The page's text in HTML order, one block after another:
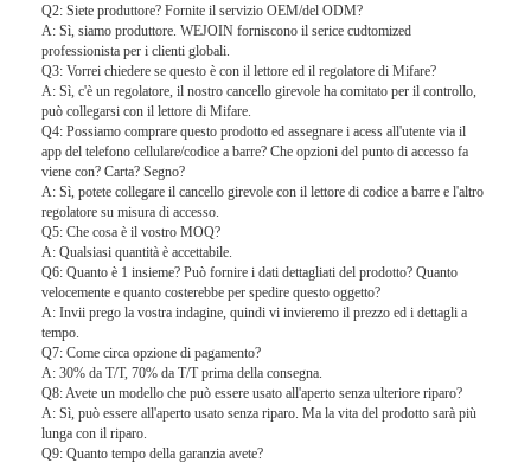
portone della barriera del parcheggio
Treppiede tornello Gate
Barriere pubblicitarie
Portone della barriera della Non primavera
Portone del cancello girevole del controllo di accesso
Lembo Barriera Gate
Altalena Alzabarriera
Altezza Tornello pieno
Motore cancello scorrevole
Q2: Siete produttore? Fornite il servizio OEM/del ODM?
A: Sì, siamo produttore. WEJOIN forniscono il serice cudtomized
professionista per i clienti globali.
Q3: Vorrei chiedere se questo è con il lettore ed il regolatore di Mifare?
A: Sì, c'è un regolatore, il nostro cancello girevole ha comitato per il controllo,
può collegarsi con il lettore di Mifare.
Q4: Possiamo comprare questo prodotto ed assegnare i acess all'utente via il
app del telefono cellulare/codice a barre? Che opzioni del punto di accesso fa
viene con? Carta? Segno?
A: Sì, potete collegare il cancello girevole con il lettore di codice a barre e l'altro
regolatore su misura di accesso.
Q5: Che cosa è il vostro MOQ?
A: Qualsiasi quantità è accettabile.
Q6: Quanto è 1 insieme? Può fornire i dati dettagliati del prodotto? Quanto
velocemente e quanto costerebbe per spedire questo oggetto?
A: Invii prego la vostra indagine, quindi vi invieremo il prezzo ed i dettagli a
tempo.
Q7: Come circa opzione di pagamento?
A: 30% da T/T, 70% da T/T prima della consegna.
Q8: Avete un modello che può essere usato all'aperto senza ulteriore riparo?
A: Sì, può essere all'aperto usato senza riparo. Ma la vita del prodotto sarà più
lunga con il riparo.
Q9: Quanto tempo della garanzia avete?